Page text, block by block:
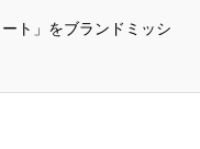
ト」をブランドミッシ